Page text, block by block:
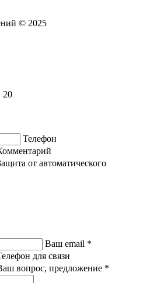
© 2025
20
Телефон
от автоматического
Ваш email *
для связи
вопрос, предложение *